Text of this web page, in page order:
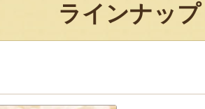
ラインナップ